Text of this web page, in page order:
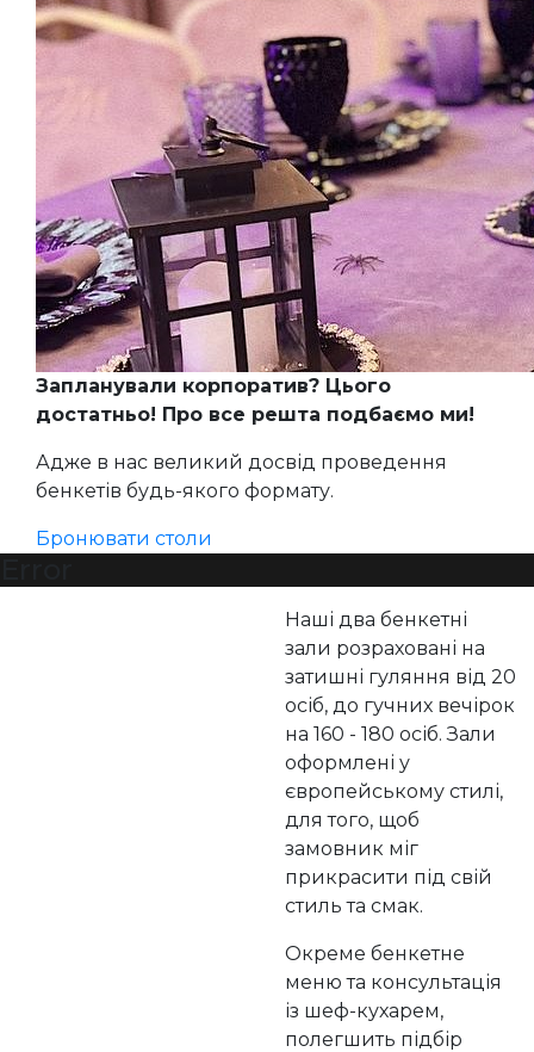
Запланували корпоратив? Цього
достатньо! Про все решта подбаємо ми!
Адже в нас великий досвід проведення
бенкетів будь-якого формату.
Бронювати столи
Наші два бенкетні
зали розраховані на
затишні гуляння від 20
осіб, до гучних вечірок
на 160 - 180 осіб. Зали
оформлені у
європейському стилі,
для того, щоб
замовник міг
прикрасити під свій
стиль та смак.
Окреме бенкетне
меню та консультація
із шеф-кухарем,
полегшить підбір